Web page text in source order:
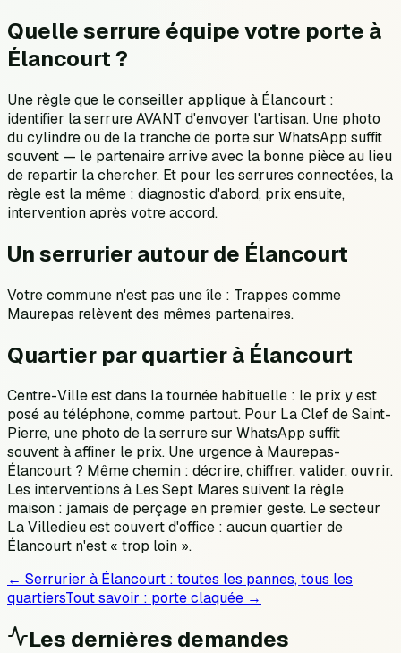
Quelle serrure équipe votre porte à
Élancourt ?
Une règle que le conseiller applique à Élancourt :
identifier la serrure AVANT d'envoyer l'artisan. Une photo
du cylindre ou de la tranche de porte sur WhatsApp suffit
souvent — le partenaire arrive avec la bonne pièce au lieu
de repartir la chercher. Et pour les serrures connectées, la
règle est la même : diagnostic d'abord, prix ensuite,
intervention après votre accord.
Un serrurier autour de Élancourt
Votre commune n'est pas une île : Trappes comme
Maurepas relèvent des mêmes partenaires.
Quartier par quartier à Élancourt
Centre-Ville est dans la tournée habituelle : le prix y est
posé au téléphone, comme partout. Pour La Clef de Saint-
Pierre, une photo de la serrure sur WhatsApp suffit
souvent à affiner le prix. Une urgence à Maurepas-
Élancourt ? Même chemin : décrire, chiffrer, valider, ouvrir.
Les interventions à Les Sept Mares suivent la règle
maison : jamais de perçage en premier geste. Le secteur
La Villedieu est couvert d'office : aucun quartier de
Élancourt n'est « trop loin ».
← Serrurier à Élancourt : toutes les pannes, tous les
quartiersTout savoir : porte claquée →
Les dernières demandes